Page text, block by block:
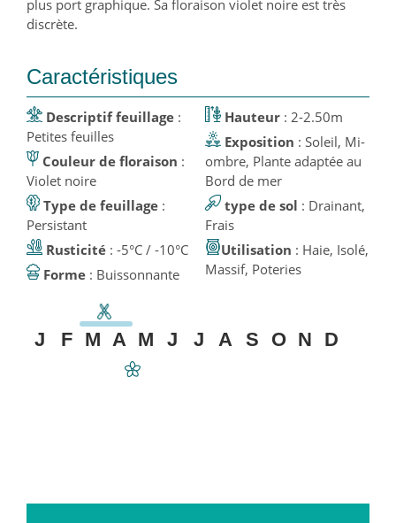
plus port graphique. Sa floraison violet noire est très
discrète.
Caractéristiques
Descriptif feuillage :
Petites feuilles
Couleur de floraison :
Violet noire
Type de feuillage :
Persistant
Rusticité : -5°C / -10°C
Forme
: Buissonnante
Hauteur: 2-2.50m
Exposition : Soleil, Mi-
ombre, Plante adaptée au
Bord de mer
type de sol : Drainant,
Frais
Utilisation : Haie, Isolé,
Massif, Poteries
J F M A M J J A S O N D